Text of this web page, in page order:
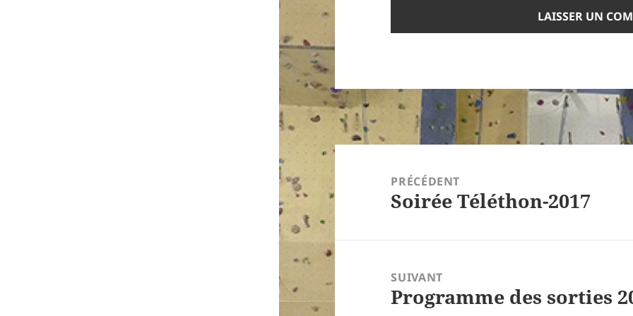
Navigation
l’article
PRÉCÉDENT
Article
Soirée Téléthon-2017
SUIVANT
Article
Programme des sorties